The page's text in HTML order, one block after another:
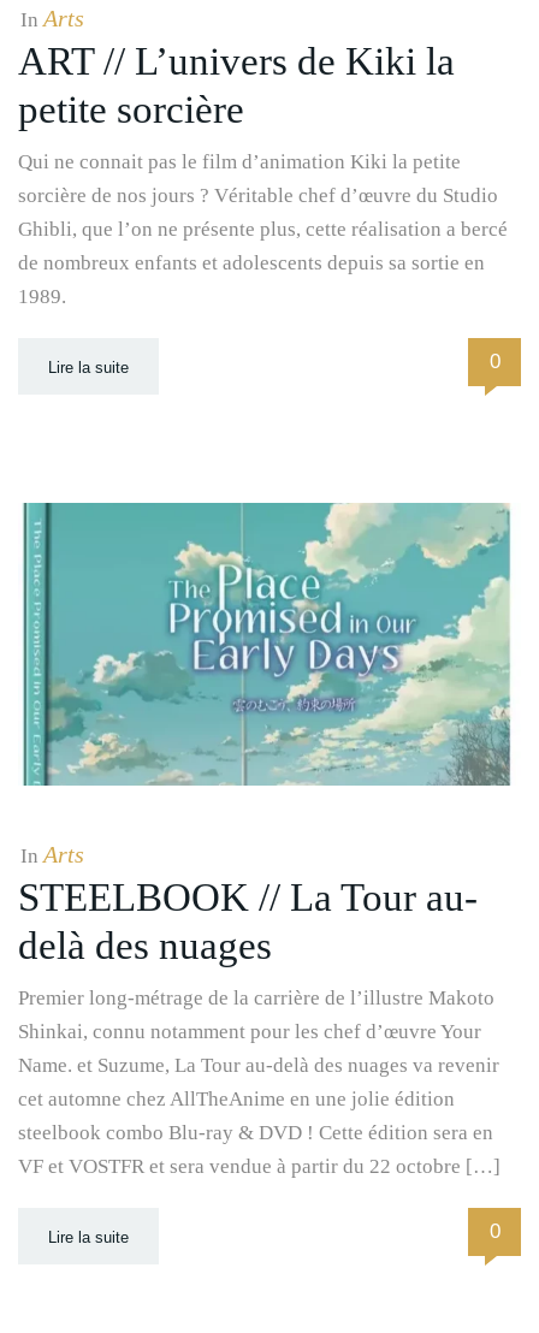
InArts
ART // L’univers de Kiki la
petite sorcière
Qui ne connait pas le film d’animation Kiki la petite
sorcière de nos jours ? Véritable chef d’œuvre du Studio
Ghibli, que l’on ne présente plus, cette réalisation a bercé
de nombreux enfants et adolescents depuis sa sortie en
1989.
Lire la suite 0
InArts
STEELBOOK // La Tour au-
delà des nuages
Premier long-métrage de la carrière de l’illustre Makoto
Shinkai, connu notamment pour les chef d’œuvre Your
Name. et Suzume, La Tour au-delà des nuages va revenir
cet automne chez AllTheAnime en une jolie édition
steelbook combo Blu-ray & DVD ! Cette édition sera en
VF et VOSTFR et sera vendue à partir du 22 octobre […]
Lire la suite 0